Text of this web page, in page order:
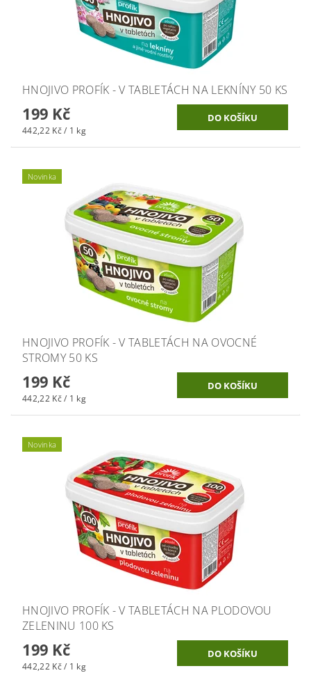
HNOJIVO PROFÍK - V TABLETÁCH NA LEKNÍNY 50 KS
199 Kč
442,22 Kč / 1 kg
Novinka
HNOJIVO PROFÍK - V TABLETÁCH NA OVOCNÉ
STROMY 50 KS
199 Kč
442,22 Kč / 1 kg
Novinka
HNOJIVO PROFÍK - V TABLETÁCH NA PLODOVOU
ZELENINU 100 KS
199 Kč
442,22 Kč / 1 kg